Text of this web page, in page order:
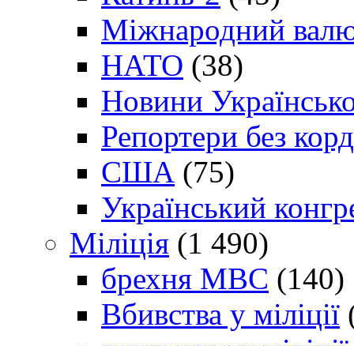
Міжнародний
НАТО (38)
Новини
Репортери без
США (75)
Український
Міліція (1 490)
брехня МВС (140)
Вбивства у міліції